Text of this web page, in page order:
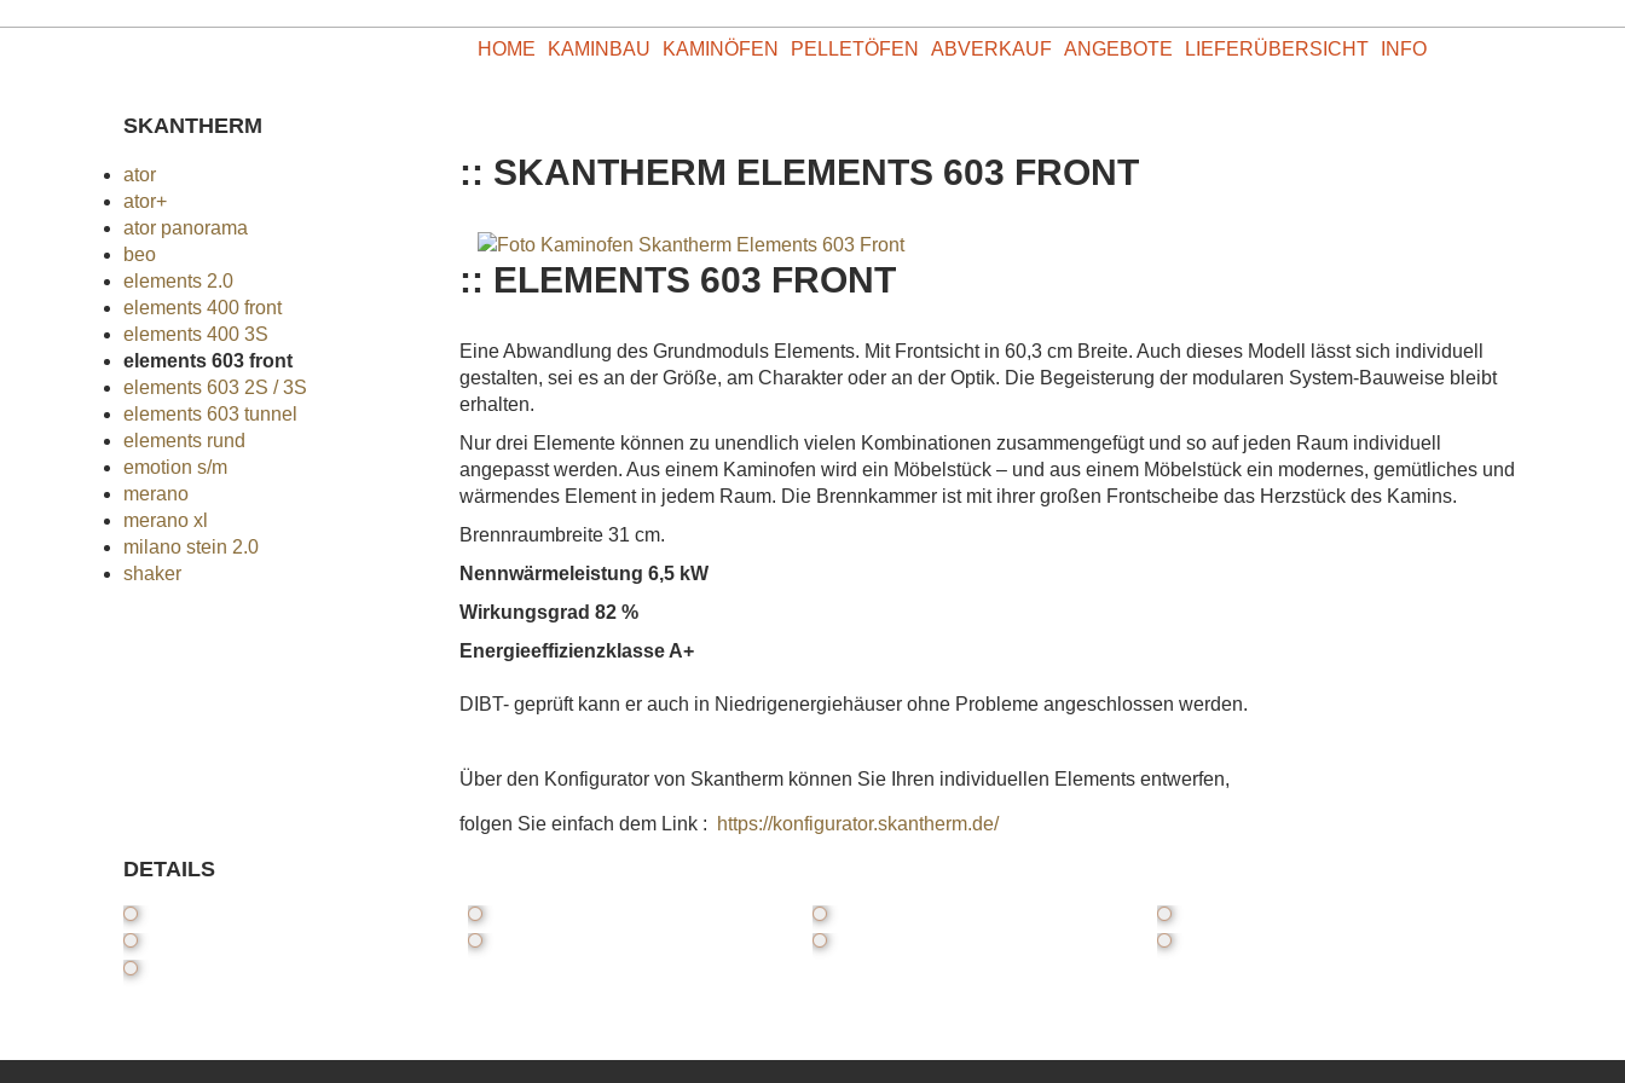
HOME KAMINBAU KAMINÖFEN PELLETÖFEN ABVERKAUF ANGEBOTE LIEFERÜBERSICHT INFO
SKANTHERM
ator
ator+
ator panorama
beo
elements 2.0
elements 400 front
elements 400 3S
elements 603 front
elements 603 2S / 3S
elements 603 tunnel
elements rund
emotion s/m
merano
merano xl
milano stein 2.0
shaker
:: SKANTHERM ELEMENTS 603 FRONT
:: ELEMENTS 603 FRONT
Eine Abwandlung des Grundmoduls Elements. Mit Frontsicht in 60,3 cm Breite. Auch dieses Modell lässt sich individuell
gestalten, sei es an der Größe, am Charakter oder an der Optik. Die Begeisterung der modularen System-Bauweise bleibt
erhalten.
Nur drei Elemente können zu unendlich vielen Kombinationen zusammengefügt und so auf jeden Raum individuell
angepasst werden. Aus einem Kaminofen wird ein Möbelstück – und aus einem Möbelstück ein modernes, gemütliches und
wärmendes Element in jedem Raum. Die Brennkammer ist mit ihrer großen Frontscheibe das Herzstück des Kamins.
Brennraumbreite 31 cm.
Nennwärmeleistung 6,5 kW
Wirkungsgrad 82 %
Energieeffizienzklasse A+
DIBT- geprüft kann er auch in Niedrigenergiehäuser ohne Probleme angeschlossen werden.
Über den Konfigurator von Skantherm können Sie Ihren individuellen Elements entwerfen,
folgen Sie einfach dem Link : https://konfigurator.skantherm.de/
DETAILS